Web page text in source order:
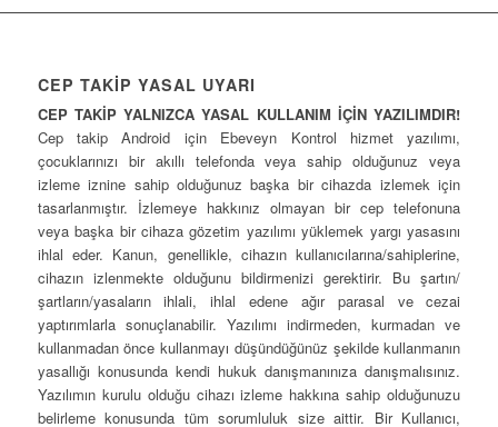
CEP TAKİP YASAL UYARI
CEP TAKİP YALNIZCA YASAL KULLANIM İÇİN YAZILIMDIR!
Cep takip Android için Ebeveyn Kontrol hizmet yazılımı,
çocuklarınızı bir akıllı telefonda veya sahip olduğunuz veya
izleme iznine sahip olduğunuz başka bir cihazda izlemek için
tasarlanmıştır. İzlemeye hakkınız olmayan bir cep telefonuna
veya başka bir cihaza gözetim yazılımı yüklemek yargı yasasını
ihlal eder. Kanun, genellikle, cihazın kullanıcılarına/sahiplerine,
cihazın izlenmekte olduğunu bildirmenizi gerektirir. Bu şartın/
şartların/yasaların ihlali, ihlal edene ağır parasal ve cezai
yaptırımlarla sonuçlanabilir. Yazılımı indirmeden, kurmadan ve
kullanmadan önce kullanmayı düşündüğünüz şekilde kullanmanın
yasallığı konusunda kendi hukuk danışmanınıza danışmalısınız.
Yazılımın kurulu olduğu cihazı izleme hakkına sahip olduğunuzu
belirleme konusunda tüm sorumluluk size aittir. Bir Kullanıcı,